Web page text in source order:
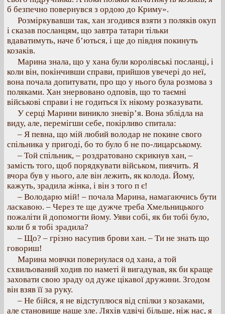
б безпечно повернувся з ордою до Криму».
Розміркувавши так, хан згодився взяти з поляків окуп
і сказав посланцям, що завтра татари тільки
вдаватимуть, наче б’ються, і ще до півдня покинуть
козаків.
Марина знала, що у хана були королівські посланці, і
коли він, покінчивши справи, прийшов увечері до неї,
вона почала допитувати, про що у нього була розмова з
поляками. Хан знервовано одповів, що то таємні
військові справи і не годиться їх нікому розказувати.
У серці Марини виникло зневір’я. Вона зблідла на
виду, але, перемігши себе, покірливо спитала:
– Я певна, що мій любий володар не покине свого
спільника у пригоді, бо то було б не по-лицарському.
– Той спільник, – роздратовано скрикнув хан, –
замість того, щоб порядкувати військом, пиячить. Я
вчора був у нього, але він лежить, як колода. Йому,
кажуть, зрадила жінка, і він з того п є!
– Володарю мій! – почала Марина, намагаючись бути
ласкавою. – Через те ще дужче треба Хмельницького
пожаліти й допомогти йому. Уяви собі, як би тобі було,
коли б я тобі зрадила?
– Що? – грізно насупив брови хан. – Ти не знать що
говориш!
Марина мовчки повернулася од хана, а той
схвильований ходив по наметі й вигадував, як би краще
заховати свою зраду од дуже цікавої дружини. Згодом
він взяв її за руку.
– Не бійся, я не відступлюся від спілки з козаками,
але становище наше зле. Ляхів удвічі більше, ніж нас, я